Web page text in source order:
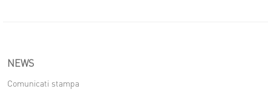
NEWS
Comunicati stampa